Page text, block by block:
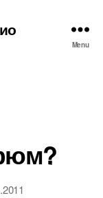
Menu